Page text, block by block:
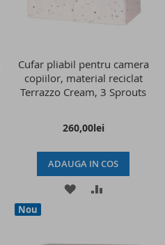
Cufar pliabil pentru camera
copiilor, material reciclat
Terrazzo Cream, 3 Sprouts
260,00lei
ADAUGA IN COS
ADAUGATI
Nou